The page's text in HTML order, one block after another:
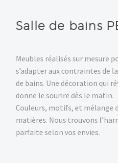
Salle de bains
Meubles réalisés sur mesure
s’adapter aux contraintes de
de bains. Une décoration qui
donne le sourire dès le matin.
Couleurs, motifs, et mélange
matières. Nous trouvons
parfaite selon vos envies.